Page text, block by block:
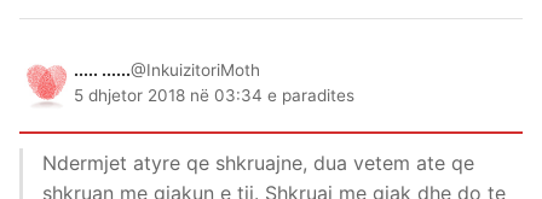
..... ......@InkuizitoriMoth
5 dhjetor 2018 në 03:34 e paradites
Ndermjet atyre qe shkruajne, dua vetem ate qe
shkruan me gjakun e tij. Shkruaj me gjak dhe do te